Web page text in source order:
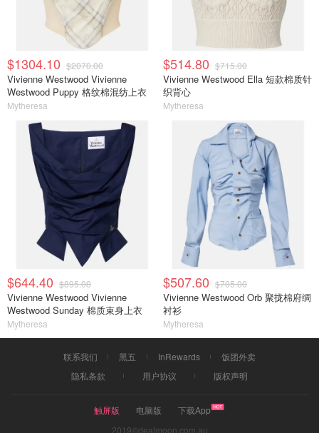
$1304.10 $2070.00
Vivienne Westwood Vivienne
Westwood Puppy 格纹棉混纺上衣
Mytheresa
$514.80 $715.00
Vivienne Westwood Ella 短款棉质针
织背心
Mytheresa
$644.40 $895.00
Vivienne Westwood Vivienne
Westwood Sunday 棉质束身上衣
Mytheresa
$507.60 $705.00
Vivienne Westwood Orb 聚拢棉府绸
衬衫
Mytheresa
联系我们 黑五 InRewards
饭团外卖
隐私条款
用户协议 版权声明
触屏版 电脑版
下载App
2019©dealmoon.com.au